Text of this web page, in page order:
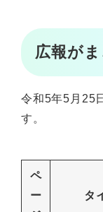
広報が
令和5年5月25
す。
ペ
ー
タ